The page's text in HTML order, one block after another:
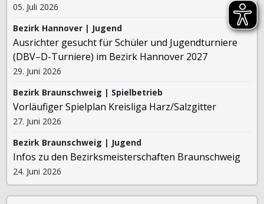
05. Juli 2026
Bezirk Hannover | Jugend
Ausrichter gesucht für Schüler und Jugendturniere
(DBV–D-Turniere) im Bezirk Hannover 2027
29. Juni 2026
Bezirk Braunschweig | Spielbetrieb
Vorläufiger Spielplan Kreisliga Harz/Salzgitter
27. Juni 2026
Bezirk Braunschweig | Jugend
Infos zu den Bezirksmeisterschaften Braunschweig
24. Juni 2026